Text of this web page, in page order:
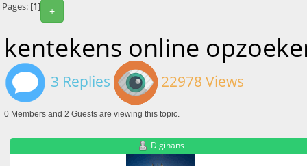
+
Pages: [1]
kentekens online
3 Replies 22978 Views
0 Members and 2 Guests are viewing this topic.
Digihans